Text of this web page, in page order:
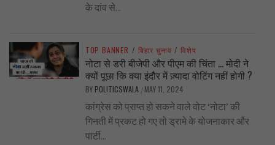
के दांव से...
TOP BANNER / बिहार चुनाव / विशेष
नोटा से डरी बीजेपी और पीएम की चिंता … मोदी ने
क्यों पूछा कि क्या इंदौर में ज़्यादा वोटिंग नहीं होगी ?
BY POLITICSWALA / MAY 11, 2024
कांग्रेस को प्राप्त हो सकने वाले वोट ‘नोटा’ की
गिनती में प्रकट हो गए तो ड्रामे के योजनाकार और
पार्टी...